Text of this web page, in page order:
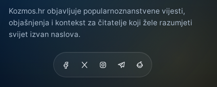
Kozmos.hr objavljuje popularnoznanstvene vijesti,
objašnjenja i kontekst za čitatelje koji žele razumjeti
svijet izvan naslova.